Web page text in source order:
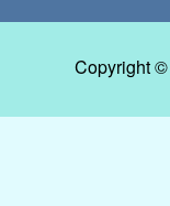
Copyright